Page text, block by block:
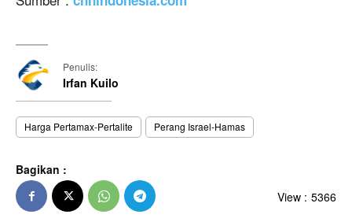
Penulis:
Irfan Kuilo
Harga Pertamax-Pertalite Perang Israel-Hamas
Bagikan :
View : 5366